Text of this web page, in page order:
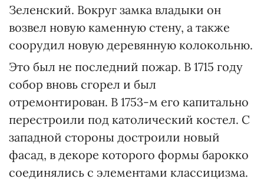
Зеленский. Вокруг замка владыки он
возвел новую каменную стену, а также
соорудил новую деревянную колокольню.
Это был не последний пожар. В 1715 году
собор вновь сгорел и был
отремонтирован. В 1753-м его капитально
перестроили под католический костел. С
западной стороны достроили новый
фасад, в декоре которого формы барокко
соединялись с элементами классицизма.